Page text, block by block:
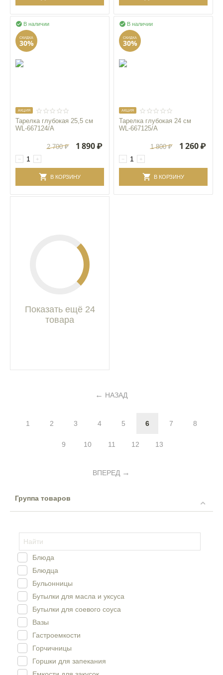
В наличии

СКИДКА
30%
AКЦИЯ
Тарелка глубокая 25,5 см
WL‑667124/A
+
−
2 700 ₽ 1 890₽
В КОРЗИНУ
В наличии

СКИДКА
30%
AКЦИЯ
Тарелка глубокая 24 см
WL‑667125/A
+
−
1 800 ₽ 1 260₽
В КОРЗИНУ
Показать ещё 24
товара
НАЗАД
1 2 3 4 5 6 7 8
9 10 11 12 13
ВПЕРЕД
Группа товаров
Блюда
Блюдца
Бульонницы
Бутылки для масла и уксуса
Бутылки для соевого соуса
Вазы
Гастроемкости
Горчичницы
Горшки для запекания